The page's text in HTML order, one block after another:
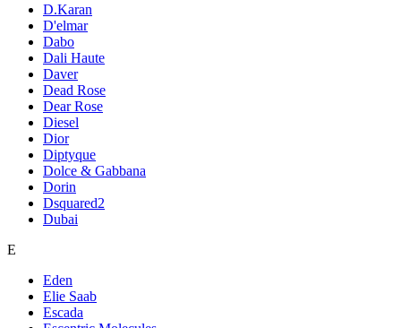
D.Karan
D'elmar
Dabo
Dali Haute
Daver
Dead Rose
Dear Rose
Diesel
Dior
Diptyque
Dolce & Gabbana
Dorin
Dsquared2
Dubai
E
Eden
Elie Saab
Escada